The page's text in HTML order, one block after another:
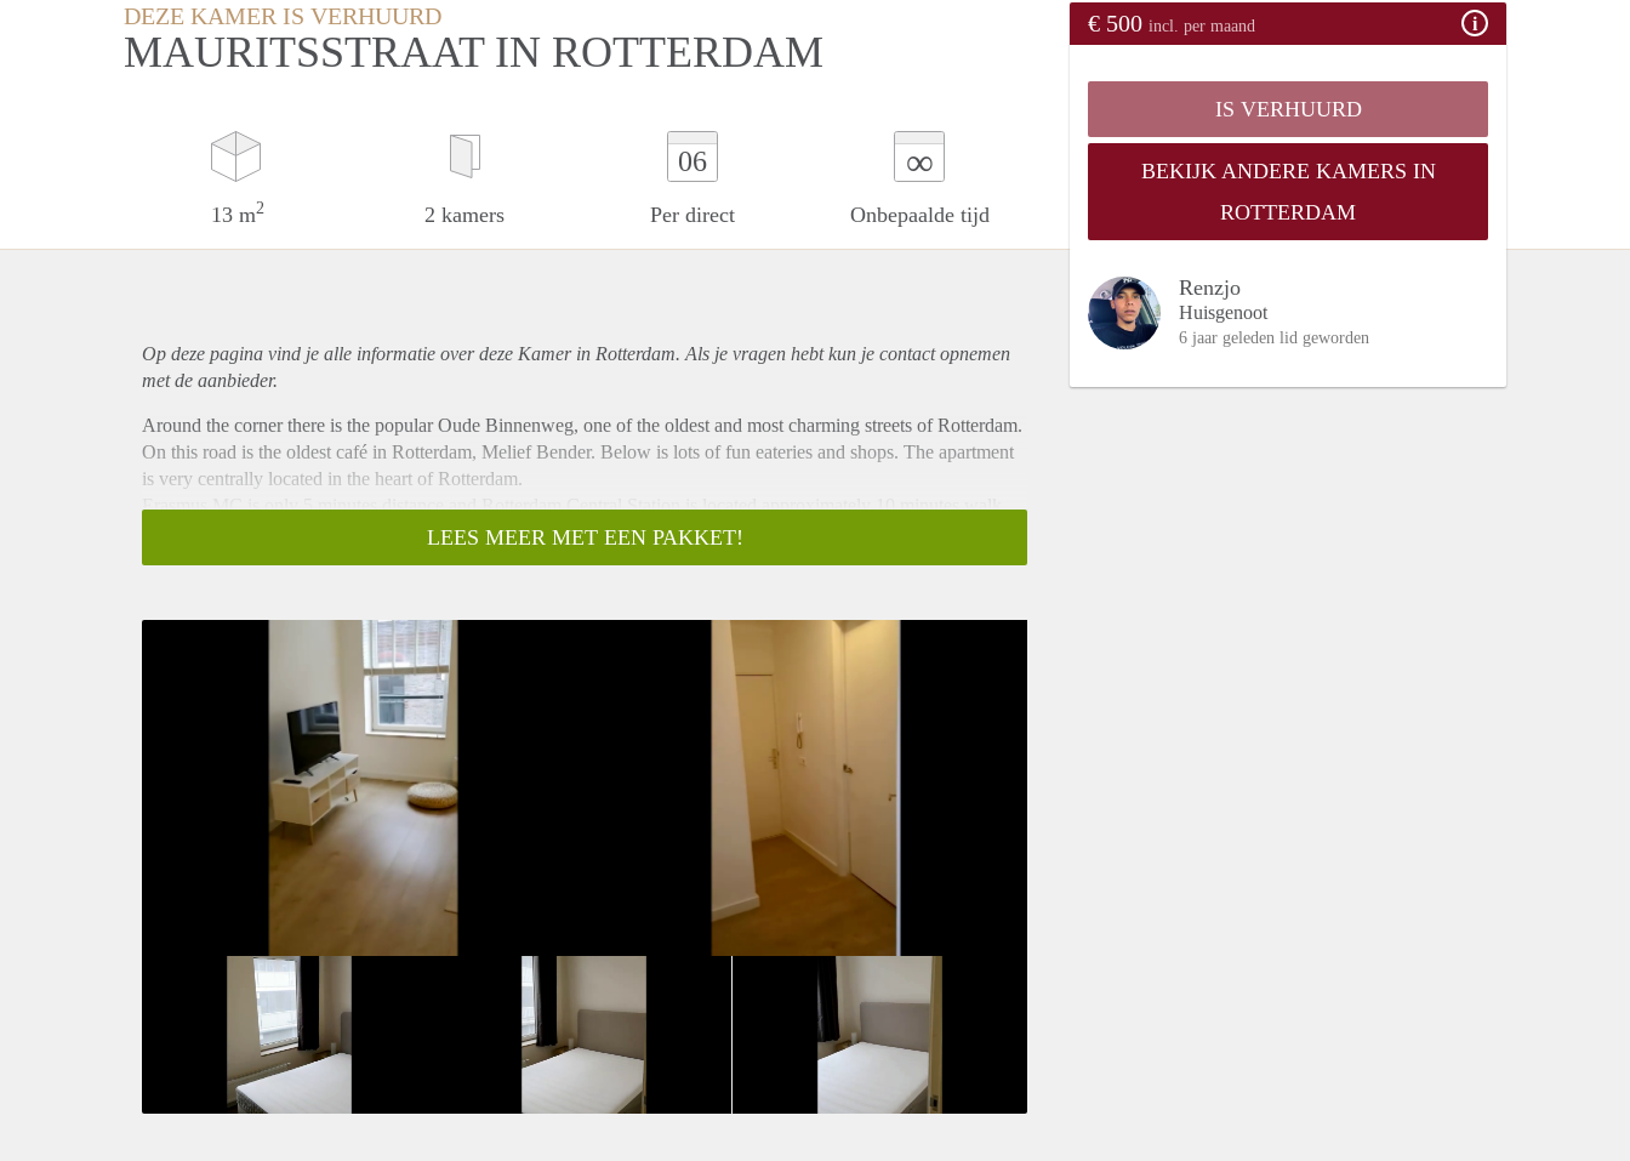
DEZE KAMER IS VERHUURD
MAURITSSTRAAT IN ROTTERDAM
13 m2 2 kamers
06
Per direct
∞
Onbepaalde tijd
€ 500 incl. per maand
IS VERHUURD
BEKIJK ANDERE KAMERS IN
ROTTERDAM
Renzjo
Huisgenoot
6 jaar geleden lid geworden
Op deze pagina vind je alle informatie over deze Kamer in Rotterdam. Als je vragen hebt kun je contact opnemen
met de aanbieder.
Around the corner there is the popular Oude Binnenweg, one of the oldest and most charming streets of Rotterdam.
On this road is the oldest café in Rotterdam, Melief Bender. Below is lots of fun eateries and shops. The apartment
is very centrally located in the heart of Rotterdam.
Erasmus MC is only 5 minutes distance and Rotterdam Central Station is located approximately 10 minutes walk
LEES MEER MET EEN PAKKET!